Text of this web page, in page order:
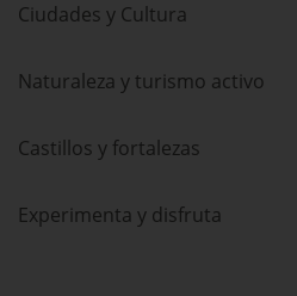
Ciudades y Cultura
Naturaleza y turismo activo
Castillos y fortalezas
Experimenta y disfruta